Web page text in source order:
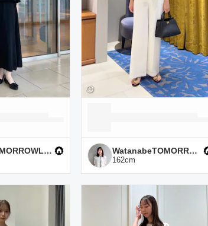
Kato_TOMORROWLAND WatanabeTOMORROWLAND
162cm